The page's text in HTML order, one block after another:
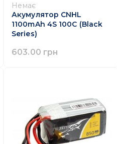
Немає
Акумулятор CNHL
1100mAh 4S 100C (Black
Series)
603.00 грн